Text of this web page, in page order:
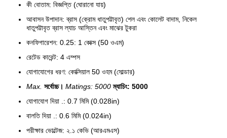
কী বোতাম: বিজ্ঞপ্তি (ঘোরানো যায়)
আবাসন উপাদান: ব্রাস (ক্রোম ধাতুপট্টাবৃত) শেল এবং কোলেট বাদাম, নিকেল
ধাতুপট্টাবৃত ব্রাস ল্যাচ আস্তিন এবং মাঝের টুকরা
কনফিগারেশন: 0.25: 1 কোক্স (50 ওএম)
রেটেড কারেন্ট: 4 এম্পস
যোগাযোগের ধরণ: কোক্সিয়াল 50 ওহম (সোল্ডার)
Max. সর্বোচ্চ। Matings: 5000 ম্যাচিং: 5000
যোগাযোগ দিয়া .: 0.7 মিমি (0.028in)
বালতি দিয়া .: 0.6 মিমি (0.024in)
পরীক্ষার ভোল্টেজ: ২.১ কেভি (আরএমএস)